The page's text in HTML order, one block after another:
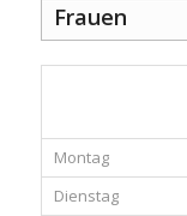
Frauen